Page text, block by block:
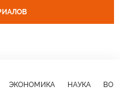
ЭКОНОМИКА НАУКА